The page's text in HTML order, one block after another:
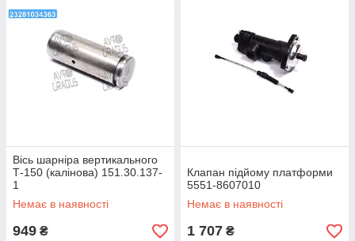
Вісь шарніра вертикального
Т-150 (калінова) 151.30.137-
1
Немає в наявності
949 ₴
Клапан підйому платформи
5551-8607010
Немає в наявності
1 707 ₴